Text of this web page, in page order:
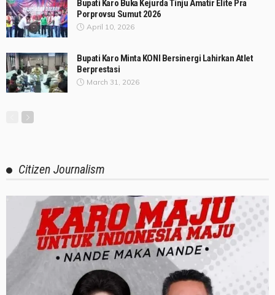
Bupati Karo Buka Kejurda Tinju Amatir Elite Pra
Porprovsu Sumut 2026
April 10, 2026
Bupati Karo Minta KONI Bersinergi Lahirkan Atlet
Berprestasi
March 31, 2026
Citizen Journalism